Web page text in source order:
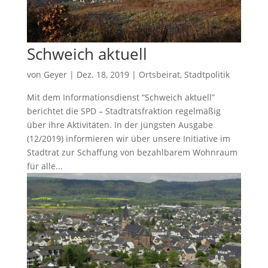
Schweich aktuell
von Geyer| Dez. 18, 2019| Ortsbeirat, Stadtpolitik
Mit dem Informationsdienst “Schweich aktuell”
berichtet die SPD – Stadtratsfraktion regelmäßig
über ihre Aktivitäten. In der jüngsten Ausgabe
(12/2019) informieren wir über unsere Initiative im
Stadtrat zur Schaffung von bezahlbarem Wohnraum
für alle...